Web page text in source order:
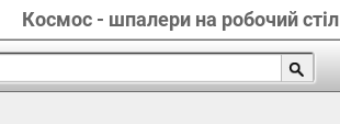
Космос - шпалери на робочий стіл